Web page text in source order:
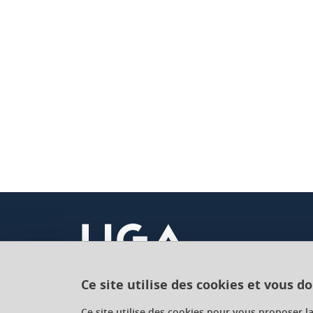
Ce site utilise des cookies et vous
Université Grenoble Alpes